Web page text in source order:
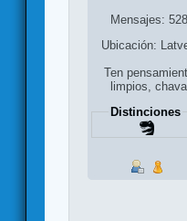
Mensajes:
Ubicación:
Ten
limpios,
Distinciones